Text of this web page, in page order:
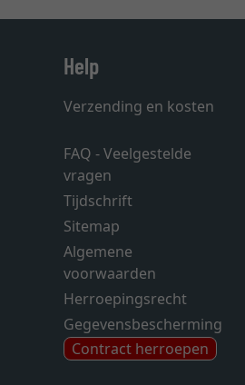
Help
Verzending en kosten
FAQ - Veelgestelde
vragen
Tijdschrift
Sitemap
Algemene
voorwaarden
Herroepingsrecht
Gegevensbescherming
Contract herroepen